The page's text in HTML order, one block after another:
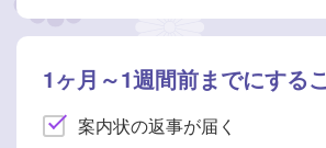
1ヶ月～1週間前までにする
案内状の返事が届く